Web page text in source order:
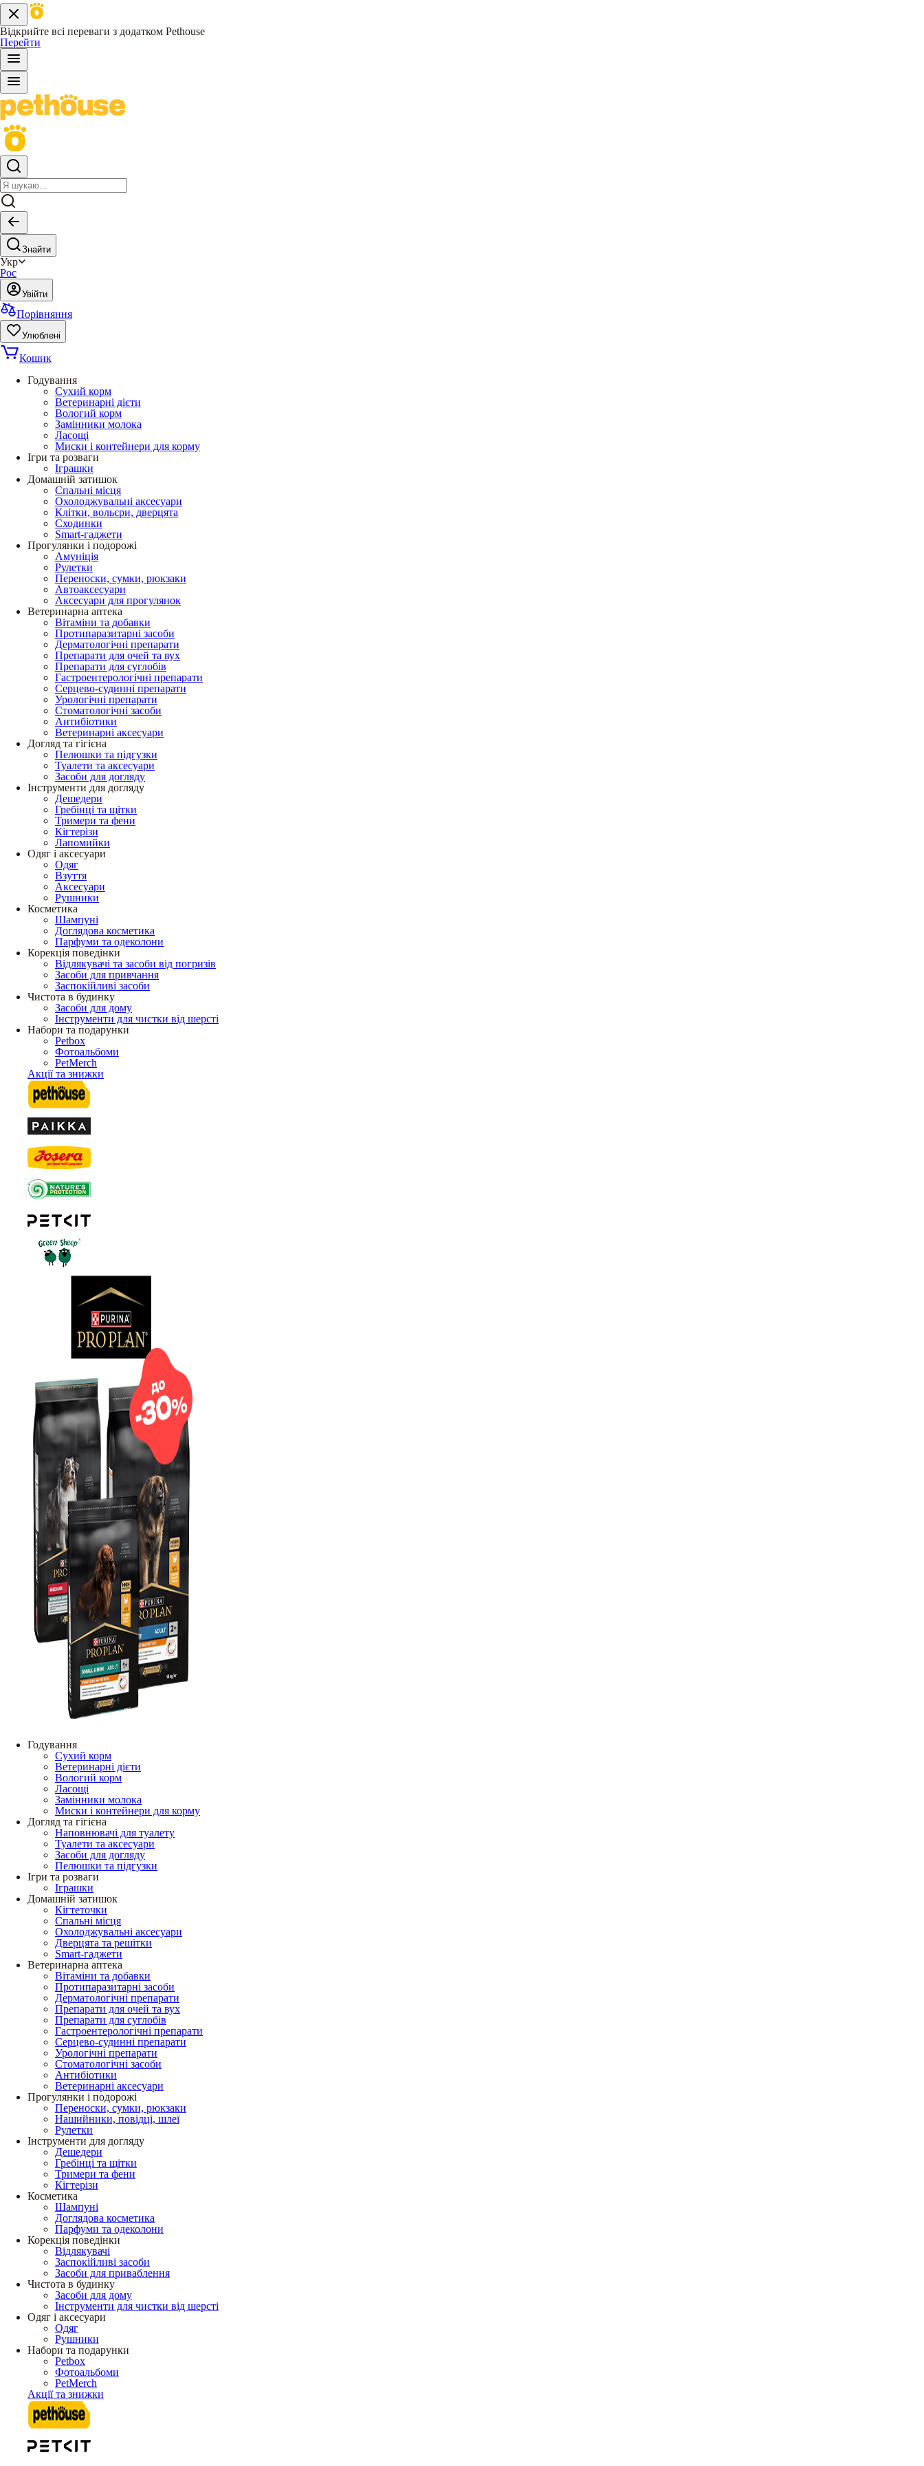
Відкрийте всі переваги з додатком Pethouse
Перейти
Знайти
Укр
Рос
Увійти
Порівняння
Улюблені
Кошик
Годування
Сухий корм
Ветеринарні дієти
Вологий корм
Замінники молока
Ласощі
Миски і контейнери для корму
Ігри та розваги
Іграшки
Домашній затишок
Спальні місця
Охолоджувальні аксесуари
Клітки, вольєри, дверцята
Сходинки
Smart-гаджети
Прогулянки і подорожі
Амуніція
Рулетки
Переноски, сумки, рюкзаки
Автоаксесуари
Аксесуари для прогулянок
Ветеринарна аптека
Вітаміни та добавки
Протипаразитарні засоби
Дерматологічні препарати
Препарати для очей та вух
Препарати для суглобів
Гастроентерологічні препарати
Серцево-судинні препарати
Урологічні препарати
Стоматологічні засоби
Антибіотики
Ветеринарні аксесуари
Догляд та гігієна
Пелюшки та підгузки
Туалети та аксесуари
Засоби для догляду
Інструменти для догляду
Дешедери
Гребінці та щітки
Тримери та фени
Кігтерізи
Лапомийки
Одяг і аксесуари
Одяг
Взуття
Аксесуари
Рушники
Косметика
Шампуні
Доглядова косметика
Парфуми та одеколони
Корекція поведінки
Відлякувачі та засоби від погризів
Засоби для привчання
Заспокійливі засоби
Чистота в будинку
Засоби для дому
Інструменти для чистки від шерсті
Набори та подарунки
Petbox
Фотоальбоми
PetMerch
Акції та знижки
Годування
Сухий корм
Ветеринарні дієти
Вологий корм
Ласощі
Замінники молока
Миски і контейнери для корму
Догляд та гігієна
Наповнювачі для туалету
Туалети та аксесуари
Засоби для догляду
Пелюшки та підгузки
Ігри та розваги
Іграшки
Домашній затишок
Кігтеточки
Спальні місця
Охолоджувальні аксесуари
Дверцята та решітки
Smart-гаджети
Ветеринарна аптека
Вітаміни та добавки
Протипаразитарні засоби
Дерматологічні препарати
Препарати для очей та вух
Препарати для суглобів
Гастроентерологічні препарати
Серцево-судинні препарати
Урологічні препарати
Стоматологічні засоби
Антибіотики
Ветеринарні аксесуари
Прогулянки і подорожі
Переноски, сумки, рюкзаки
Нашийники, повідці, шлеї
Рулетки
Інструменти для догляду
Дешедери
Гребінці та щітки
Тримери та фени
Кігтерізи
Косметика
Шампуні
Доглядова косметика
Парфуми та одеколони
Корекція поведінки
Відлякувачі
Заспокійливі засоби
Засоби для приваблення
Чистота в будинку
Засоби для дому
Інструменти для чистки від шерсті
Одяг і аксесуари
Одяг
Рушники
Набори та подарунки
Petbox
Фотоальбоми
PetMerch
Акції та знижки